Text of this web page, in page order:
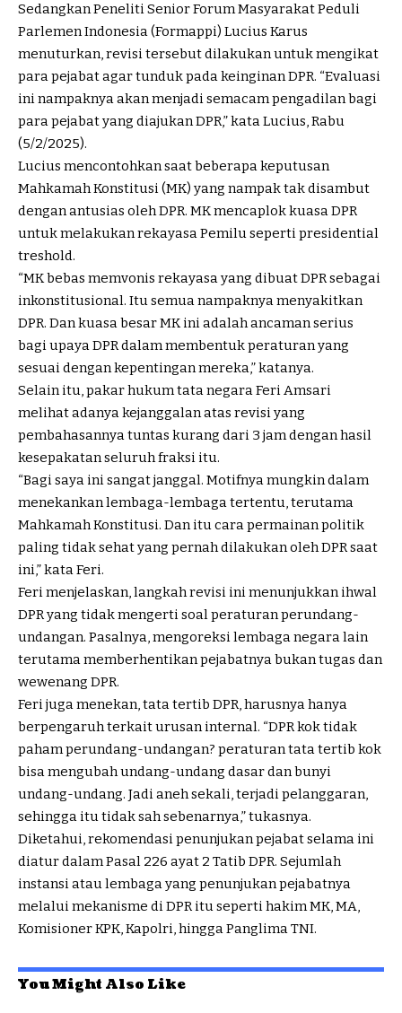
Sedangkan Peneliti Senior Forum Masyarakat Peduli
Parlemen Indonesia (Formappi) Lucius Karus
menuturkan, revisi tersebut dilakukan untuk mengikat
para pejabat agar tunduk pada keinginan DPR. “Evaluasi
ini nampaknya akan menjadi semacam pengadilan bagi
para pejabat yang diajukan DPR,” kata Lucius, Rabu
(5/2/2025).
Lucius mencontohkan saat beberapa keputusan
Mahkamah Konstitusi (MK) yang nampak tak disambut
dengan antusias oleh DPR. MK mencaplok kuasa DPR
untuk melakukan rekayasa Pemilu seperti presidential
treshold.
“MK bebas memvonis rekayasa yang dibuat DPR sebagai
inkonstitusional. Itu semua nampaknya menyakitkan
DPR. Dan kuasa besar MK ini adalah ancaman serius
bagi upaya DPR dalam membentuk peraturan yang
sesuai dengan kepentingan mereka,” katanya.
Selain itu, pakar hukum tata negara Feri Amsari
melihat adanya kejanggalan atas revisi yang
pembahasannya tuntas kurang dari 3 jam dengan hasil
kesepakatan seluruh fraksi itu.
“Bagi saya ini sangat janggal. Motifnya mungkin dalam
menekankan lembaga-lembaga tertentu, terutama
Mahkamah Konstitusi. Dan itu cara permainan politik
paling tidak sehat yang pernah dilakukan oleh DPR saat
ini,” kata Feri.
Feri menjelaskan, langkah revisi ini menunjukkan ihwal
DPR yang tidak mengerti soal peraturan perundang-
undangan. Pasalnya, mengoreksi lembaga negara lain
terutama memberhentikan pejabatnya bukan tugas dan
wewenang DPR.
Feri juga menekan, tata tertib DPR, harusnya hanya
berpengaruh terkait urusan internal. “DPR kok tidak
paham perundang-undangan? peraturan tata tertib kok
bisa mengubah undang-undang dasar dan bunyi
undang-undang. Jadi aneh sekali, terjadi pelanggaran,
sehingga itu tidak sah sebenarnya,” tukasnya.
Diketahui, rekomendasi penunjukan pejabat selama ini
diatur dalam Pasal 226 ayat 2 Tatib DPR. Sejumlah
instansi atau lembaga yang penunjukan pejabatnya
melalui mekanisme di DPR itu seperti hakim MK, MA,
Komisioner KPK, Kapolri, hingga Panglima TNI.
You Might Also Like